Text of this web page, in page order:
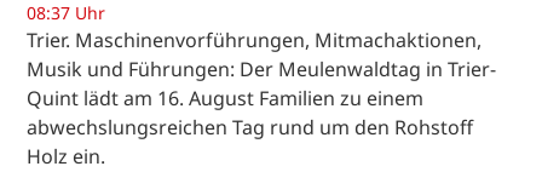
08:37 Uhr
Trier. Maschinenvorführungen, Mitmachaktionen,
Musik und Führungen: Der Meulenwaldtag in Trier-
Quint lädt am 16. August Familien zu einem
abwechslungsreichen Tag rund um den Rohstoff
Holz ein.